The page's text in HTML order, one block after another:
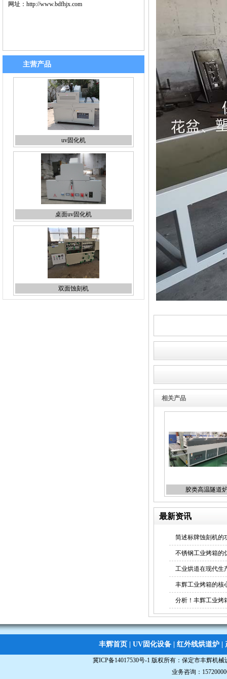
网址： http://www.bdfhjx.com
主营产品
uv固化机
桌面uv固化机
双面蚀刻机
立体uv固化机
相关产品
胶类高温隧道
最新资讯
简述标牌蚀刻机的
不锈钢工业烤箱的
工业烘道在现代生
丰辉工业烤箱的核
分析！丰辉工业烤
丰辉首页| UV固化设备| 红外线烘道炉|
冀ICP备14017530号-1版权所有： 保定市丰辉机械
业务咨询：